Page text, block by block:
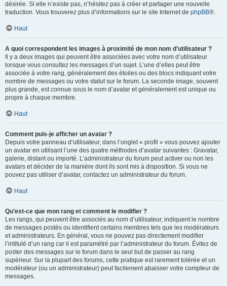
désirée. Si elle n’existe pas, n’hésitez pas à créer et partager une nouvelle
traduction. Vous trouverez plus d’informations sur le site Internet de phpBB®.
Haut
A quoi correspondent les images à proximité de mon nom d’utilisateur ?
Il y a deux images qui peuvent être associées avec votre nom d’utilisateur
lorsque vous consultez les messages d’un sujet. L’une d’elles peut être
associée à votre rang, généralement des étoiles ou des blocs indiquant votre
nombre de messages ou votre statut sur le forum. La seconde image, souvent
plus grande, est connue sous le nom d’avatar et généralement est unique ou
propre à chaque membre.
Haut
Comment puis-je afficher un avatar ?
Depuis votre panneau d’utilisateur, dans l’onglet « profil » vous pouvez ajouter
un avatar en utilisant l’une des quatre méthodes d’avatar suivantes : Gravatar,
galerie, distant ou importé. L’administrateur du forum peut activer ou non les
avatars et décider de la manière dont ils sont mis à disposition. Si vous ne
pouvez pas utiliser d’avatar, contactez un administrateur du forum.
Haut
Qu’est-ce que mon rang et comment le modifier ?
Les rangs, qui peuvent être associés au nom d’utilisateur, indiquent le nombre
de messages postés ou identifient certains membres tels que les modérateurs
et administrateurs. En général, vous ne pouvez pas directement modifier
l’intitulé d’un rang car il est paramétré par l’administrateur du forum. Évitez de
poster des messages sur le forum dans le seul but de passer au rang
supérieur. Sur la plupart des forums, cette pratique est rarement tolérée et un
modérateur (ou un administrateur) peut facilement abaisser votre compteur de
messages.